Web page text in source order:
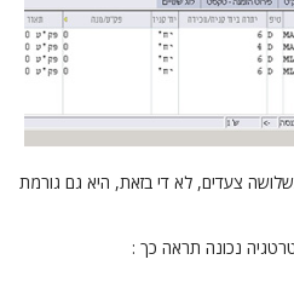
צעדים, לא די בזאת, היא גם גורמת
נכונה תראה כך :